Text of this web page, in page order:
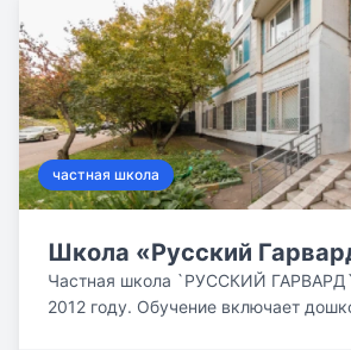
подготовкой. Умные чуткие
любящие детей и свою профессию!
частная школа
Школа «Русский
Частная школа `РУССКИЙ ГАРВАРД`
2012 году. Обучение включает